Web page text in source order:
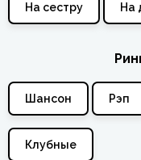
На сестру На
Шансон Рэп
Клубные